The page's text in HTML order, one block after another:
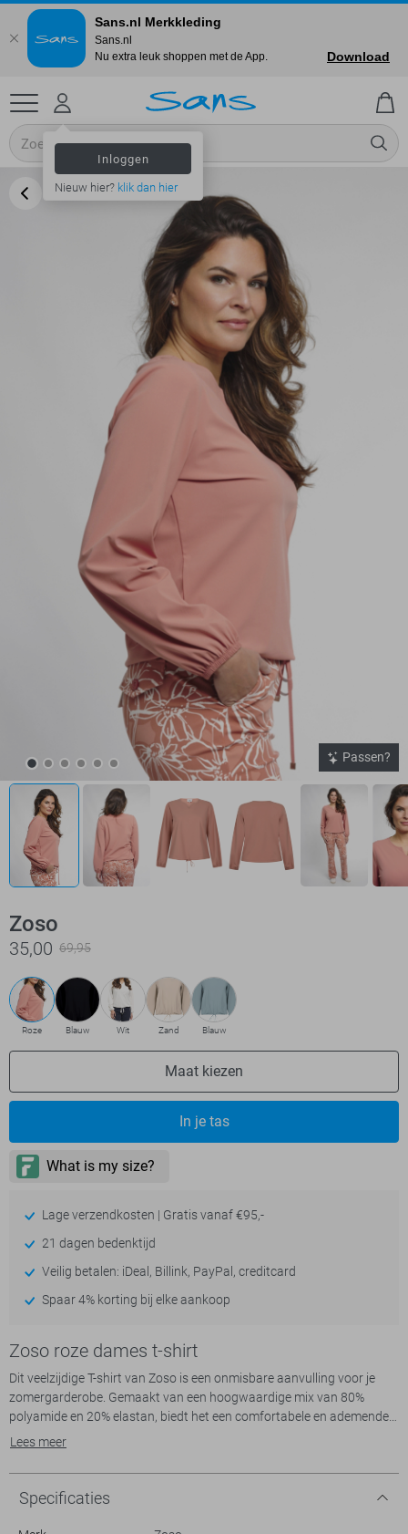
Inloggen
Nieuw hier? klik dan hier
Passen?
Zoso
35,00 69,95
Roze Blauw Wit Zand Blauw
Maat kiezen
In je tas
Lage verzendkosten | Gratis vanaf €95,-
21 dagen bedenktijd
Veilig betalen: iDeal, Billink, PayPal, creditcard
Spaar 4% korting bij elke aankoop
Zoso roze dames t-shirt
Dit veelzijdige T-shirt van Zoso is een onmisbare aanvulling voor je
zomergarderobe. Gemaakt van een hoogwaardige mix van 80%
polyamide en 20% elastan, biedt het een comfortabele en ademende
pasvorm die ideaal is voor warme dagen. De V-hals en de subtiele
uitstraling. De regular fit past zich moeiteloos aan je lichaamsvorm
aan, terwijl de korte mouwen je voldoende bewegingsvrijheid bieden.
Perfect om te dragen voor een casual dagje uit of een ontspannen
Lees meer
Specificaties
Sans.nl Merkkleding
Sans.nl
Nu extra leuk shoppen met de App.
Download